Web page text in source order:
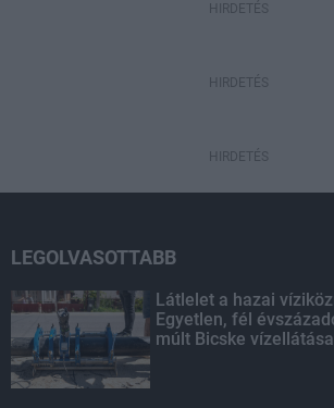
HIRDETÉS
HIRDETÉS
HIRDETÉS
LEGOLVASOTTABB
Látlelet a hazai
Egyetlen, fél
múlt Bicske vízellátása